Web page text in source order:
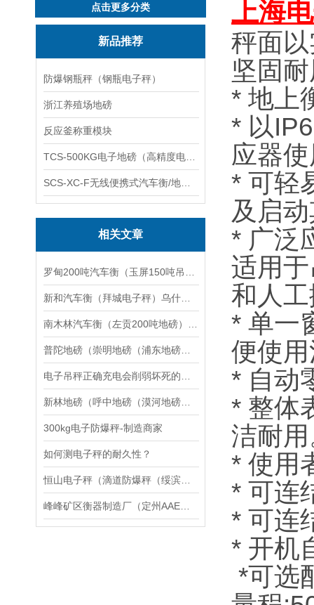
点击更多分类
新品推荐
防爆钢瓶秤（钢瓶电子秤）
浙江养殖场地磅
反应釜称重模块
相关文章
300kg电子防爆秤-制造商家
如何测电子秤的耐久性？
上海
秤面
坚固
* 地上
* 以
应器
* 可轻
及启
* 广泛
适用
和人
* 单一
便使
* 自动
* 整体
洁耐
* 使用
* 可连
* 可连
* 开机
*可选